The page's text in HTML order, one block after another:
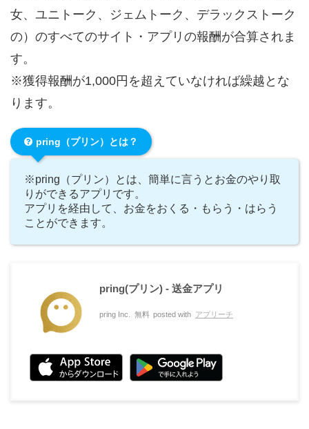
女、ユニトーク、ジェムトーク、デラックストーク
の）のすべてのサイト・アプリの報酬が合算されま
す。
※獲得報酬が1,000円を超えていなければ繰越とな
ります。
pring（プリン）とは？
※pring（プリン）とは、簡単に言うとお金のやり取
りができるアプリです。
アプリを経由して、お金をおくる・もらう・はらう
ことができます。
pring(プリン) - 送金アプリ
pring Inc. 無料 posted with アプリーチ